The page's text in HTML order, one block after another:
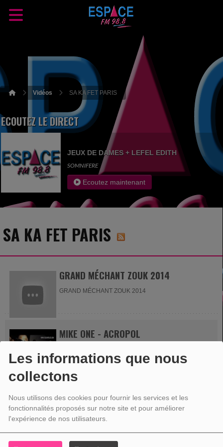
Les informations que nous
collectons
Nous utilisons des cookies pour fournir les services et les
fonctionnalités proposés sur notre site et pour améliorer
l'expérience de nos utilisateurs.
Vidéos SA KA FET PARIS
ECOUTEZ LE DIRECT
JEUX DE DAMES + LEFEL EDITH
SOMNIFERE
Ecoutez maintenant
SA KA FET PARIS
GRAND MÉCHANT ZOUK 2014
GRAND MÉCHANT ZOUK 2014
MIKE ONE - ACROPOL
JEAN YVES RUPERT - CASINO DE PARIS
Jean Yves Rupert au Casino de Paris.